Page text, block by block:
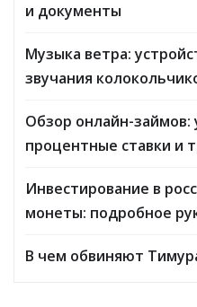
и документы
Музыка ветра:
звучания
Обзор онлайн-займов:
процентные ставки и
Инвестирование в
монеты: подробное
В чем обвиняют